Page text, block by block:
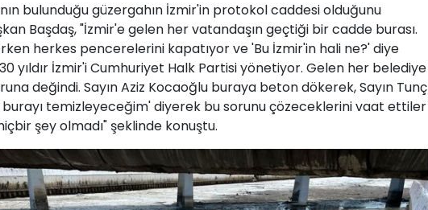
bulunduğu güzergahın İzmir'in protokol caddesi olduğunu
Başdaş, "İzmir'e gelen her vatandaşın geçtiği bir cadde burası.
herkes pencerelerini kapatıyor ve 'Bu İzmir'in hali ne?' diye
yıldır İzmir'i Cumhuriyet Halk Partisi yönetiyor. Gelen her belediye
değindi. Sayın Aziz Kocaoğlu buraya beton dökerek, Sayın Tunç
burayı temizleyeceğim' diyerek bu sorunu çözeceklerini vaat ettiler
şey olmadı" şeklinde konuştu.